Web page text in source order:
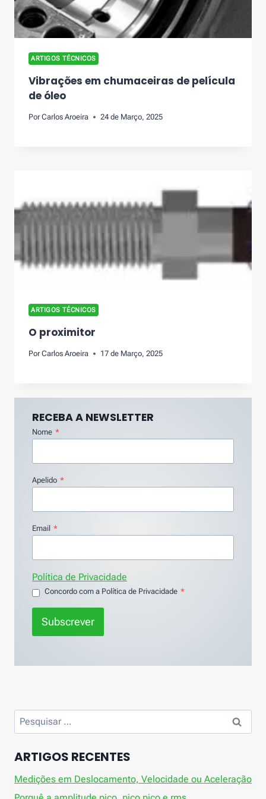
ARTIGOS TÉCNICOS
Vibrações em chumaceiras de película
de óleo
Por Carlos Aroeira 24 de Março, 2025
ARTIGOS TÉCNICOS
O proximitor
Por Carlos Aroeira 17 de Março, 2025
RECEBA A NEWSLETTER
Nome *
Apelido *
Email *
Política de Privacidade
Concordo com a Política de Privacidade *
Subscrever
Pesquisar
por:
ARTIGOS RECENTES
Medições em Deslocamento, Velocidade ou Aceleração